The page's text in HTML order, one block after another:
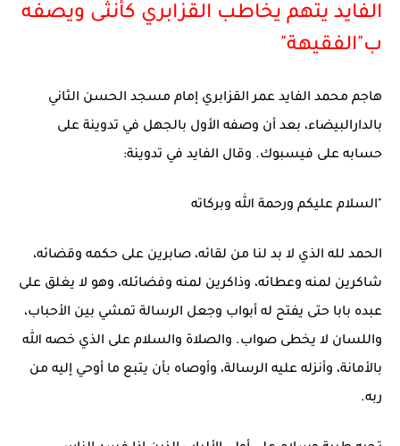
الفايد يتهم يخاطب القزابري كأنثى ويصفه
ب"الفقيهة"
هاجم محمد الفايد عمر القزابري إمام مسجد الحسن الثاني
بالدارالبيضاء، بعد أن وصفه الأول بالجهل في تدوينة على
حسابه على فيسبوك. وقال الفايد في تدوينة:
"السلام عليكم ورحمة الله وبركاته
الحمد لله الذي لا بد لنا من لقائه، صابرين على حكمه وقضائه،
شاكرين لمنه وعطائه، وذاكرين لمنه وفضائله، وهو لا يغلق على
عبده بابا حتى يفتح له أبواب وجعل الرسالة تمشي بين الأحباب،
واللسان لا يخطى صواب. والصلاة والسلام على الذي خصه الله
بالأمانة، وأنزله عليه الرسالة، وأوصاه بأن يتبع ما أوحي إليه من
ربه.